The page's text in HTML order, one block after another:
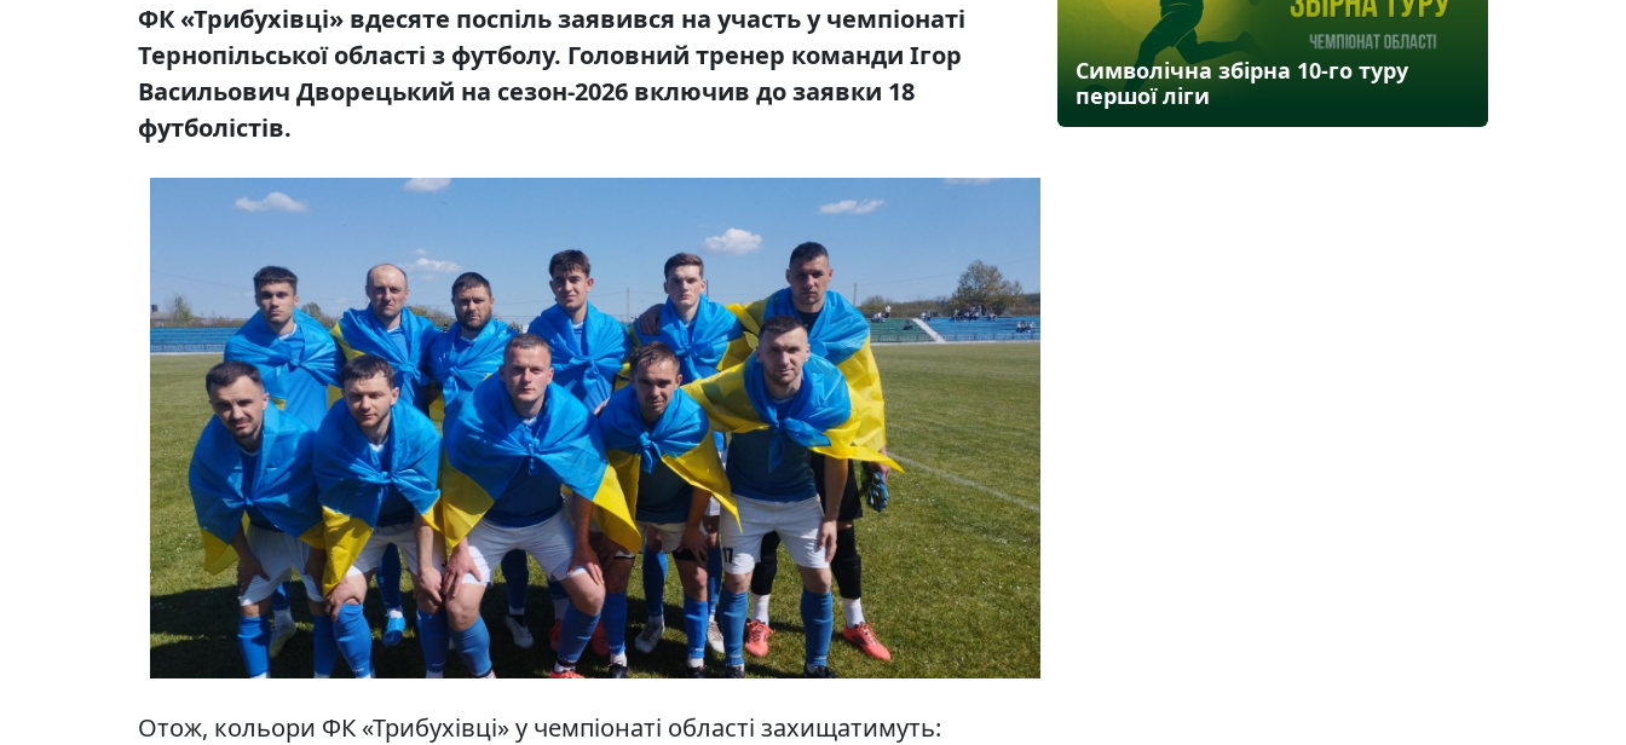
ФК «Трибухівці» вдесяте поспіль заявився на участь у чемпіонаті
Тернопільської області з футболу. Головний тренер команди Ігор
Васильович Дворецький на сезон-2026 включив до заявки 18
футболістів.
Отож, кольори ФК «Трибухівці» у чемпіонаті області захищатимуть:
Символічна збірна 10-го туру
першої ліги